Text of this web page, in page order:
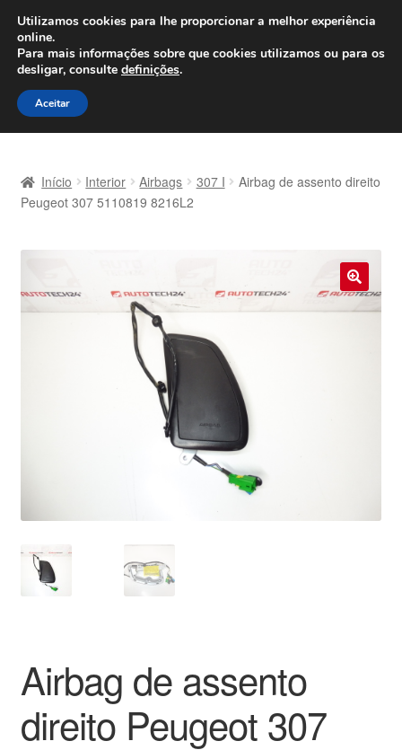
ENVIO a partir de 7 EUR
Seg-Sex, das 9h às 16h800 500 967
Ir
para
a
Saltar
para
o
Carrinho
Contato
Envio para todo o planeta
Procedimento de Reclamação
Sobre nós
Termos e Condições
Início Interior Airbags 307 I
Airbag de assento direito
Peugeot 307 5110819 8216L2
🔍
Airbag de assento
direito Peugeot 307
Utilizamos cookies para lhe proporcionar a melhor experiência
online.
Para mais informações sobre que cookies utilizamos ou para os
desligar, consulte definições.
Aceitar